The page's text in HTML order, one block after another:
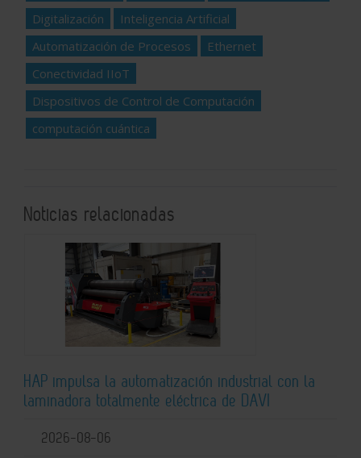
Digitalización
Inteligencia Artificial
Automatización de Procesos
Ethernet
Conectividad IIoT
Dispositivos de Control de Computación
computación cuántica
Noticias relacionadas
HAP impulsa la automatización industrial con la
laminadora totalmente eléctrica de DAVI
2026-08-06